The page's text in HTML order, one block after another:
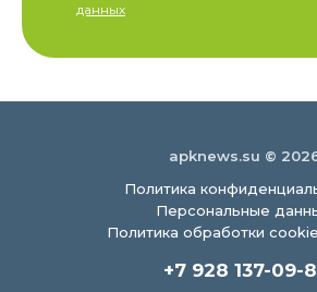
данных
apknews.su ©
Политика
Персональные
Политика обработки
+7 928 137-09-